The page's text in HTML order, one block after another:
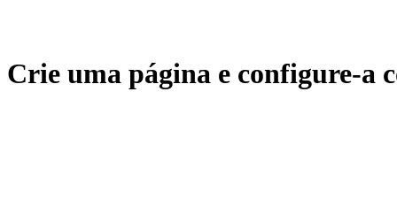
Crie uma página e configure-a